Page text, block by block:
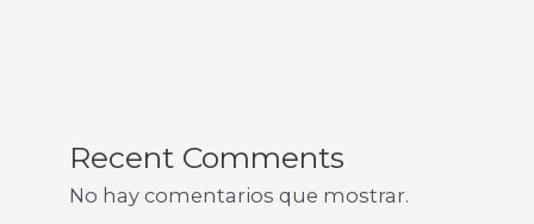
Recent Comments
No hay comentarios que mostrar.